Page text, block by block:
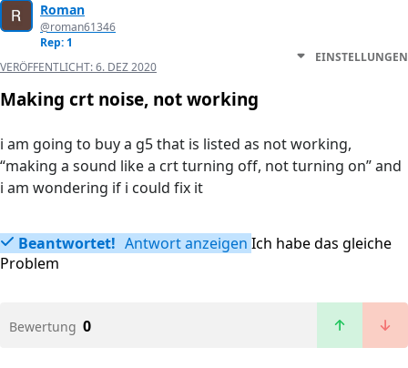
Roman
@roman61346
Rep: 1
VERÖFFENTLICHT:6. DEZ 2020
EINSTELLUNGEN
Making crt noise, not working
i am going to buy a g5 that is listed as not working,
“making a sound like a crt turning off, not turning on” and
i am wondering if i could fix it
Beantwortet! Antwort anzeigen Ich habe das gleiche
Problem
Bewertung 0